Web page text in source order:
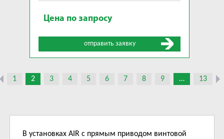
Цена по запросу
отправить заявку
1 2 3 4 5 6 7 8 9 … 13
В установках AIR с прямым приводом винтовой